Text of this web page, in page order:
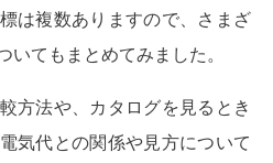
は複数ありますので、さまざ
いてもまとめてみました。
方法や、カタログを見るとき
気代との関係や見方について